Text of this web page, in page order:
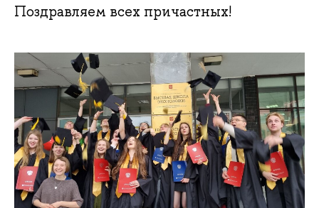
Поздравляем всех причастных!